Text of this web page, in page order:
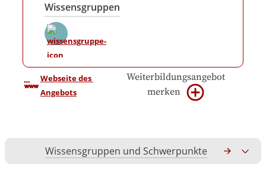
Wissensgruppen
Webseite des
Angebots
Weiterbildungsangebot
merken
Wissensgruppen und Schwerpunkte